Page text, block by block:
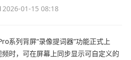
2026-01-15 08:18
列背屏“录像提词器”功能正式上
时，可在屏幕上同步显示可自定义的